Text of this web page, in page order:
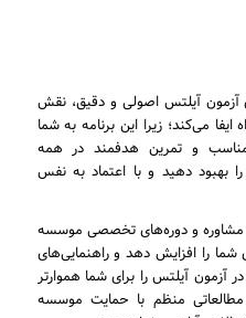
آزمون آیلتس اصولی و دقیق، نقش
می‌کند؛ زیرا این برنامه به شما
و تمرین هدفمند در همه
بهبود دهید و با اعتماد به نفس
مشاوره و دوره‌های تخصصی موسسه
شما را افزایش دهد و راهنمایی‌های
آیلتس را برای شما هموارتر
مطالعاتی منظم با حمایت موسسه